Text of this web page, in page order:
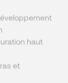
haut
et